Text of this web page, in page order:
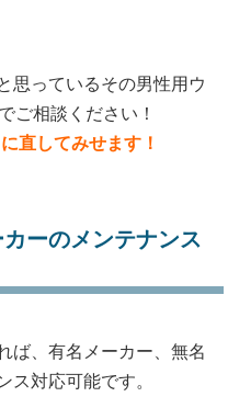
思っているその男性用ウ
ご相談ください！
直してみせます！
ーのメンテナンス
ば、有名メーカー、無名
ス対応可能です。